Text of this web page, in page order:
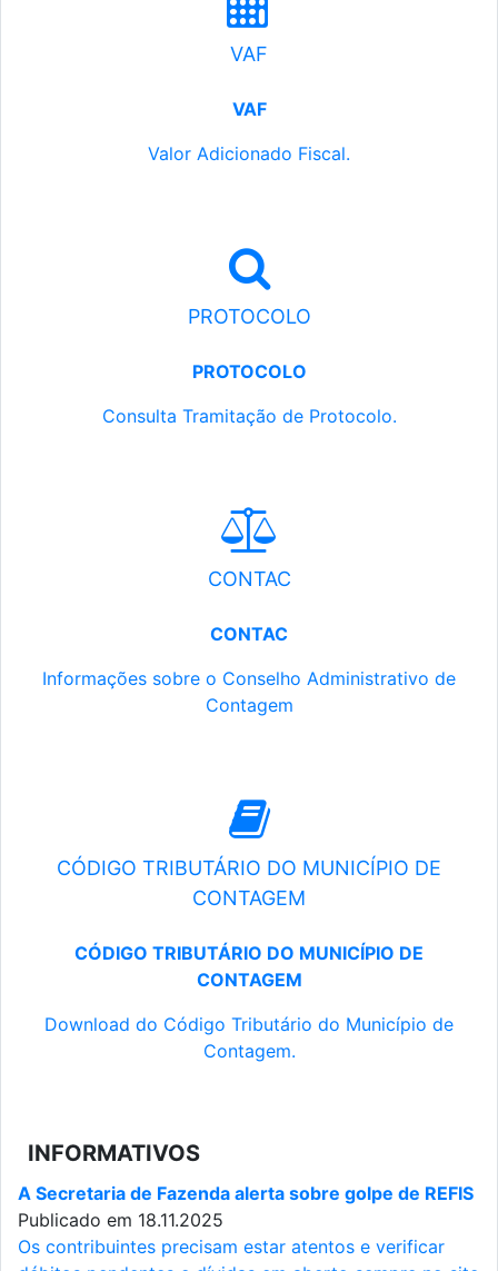
VAF
VAF
Valor Adicionado Fiscal.
PROTOCOLO
PROTOCOLO
Consulta Tramitação de Protocolo.
CONTAC
CONTAC
Informações sobre o Conselho Administrativo de
Contagem
CÓDIGO TRIBUTÁRIO DO MUNICÍPIO DE
CONTAGEM
CÓDIGO TRIBUTÁRIO DO MUNICÍPIO DE
CONTAGEM
Download do Código Tributário do Município de
Contagem.
INFORMATIVOS
A Secretaria de Fazenda alerta sobre golpe de REFIS
Publicado em 18.11.2025
Os contribuintes precisam estar atentos e verificar